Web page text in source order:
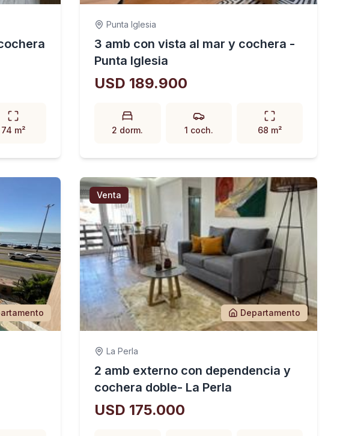
74 m²
Punta Iglesia
3 amb con vista al mar y cochera -
Punta Iglesia
USD 189.900
2 dorm. 1 coch. 68 m²
Venta
Departamento
La Perla
2 amb externo con dependencia y
cochera doble- La Perla
USD 175.000